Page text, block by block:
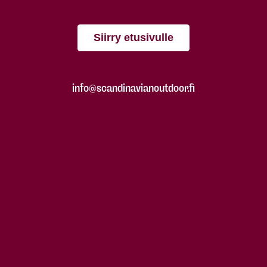
Siirry etusivulle
info@scandinavianoutdoor.fi